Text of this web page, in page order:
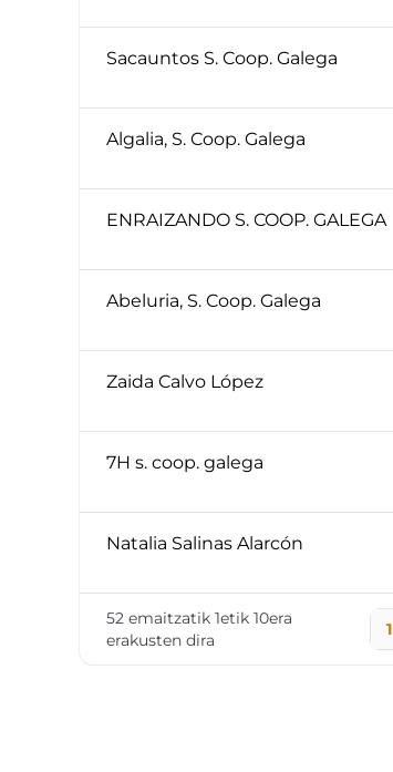
Sacauntos S. Coop. Galega
Algalia, S. Coop. Galega
ENRAIZANDO S. COOP. GALEGA
Abeluria, S. Coop. Galega
Zaida Calvo López
7H s. coop. galega
Natalia Salinas Alarcón
52 emaitzatik 1etik 10era
erakusten dira
1